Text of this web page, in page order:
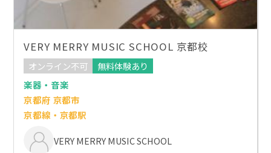
VERY MERRY MUSIC SCHOOL 京都校
オンライン不可
無料体験あり
楽器・音楽
京都府 京都市
京都線・京都駅
VERY MERRY MUSIC SCHOOL